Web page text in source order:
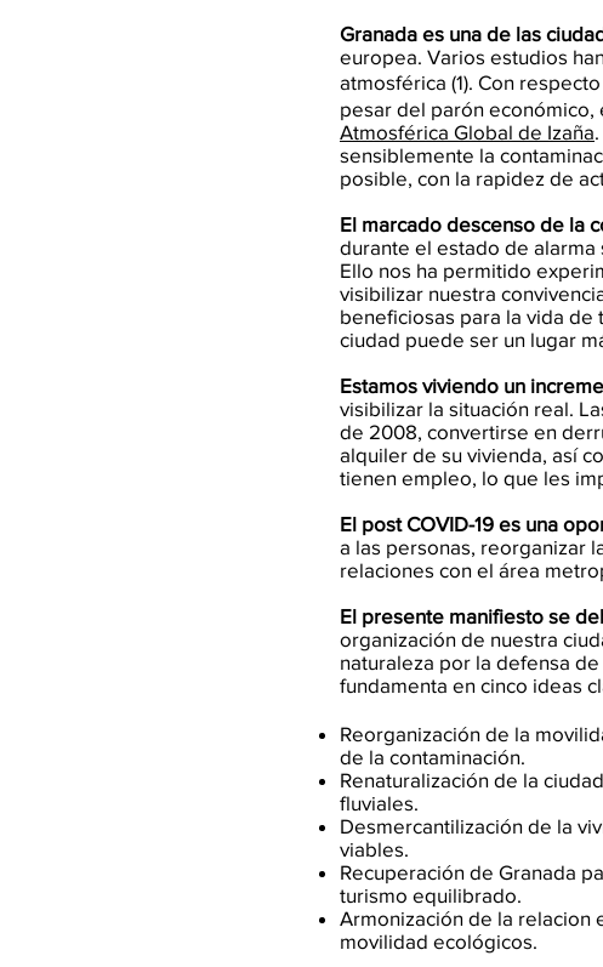
Granada es una de las
europea. Varios estudios
atmosférica (1). Con
pesar del parón
Atmosférica Global de Izaña
sensiblemente la
posible, con la rapidez de
El marcado descenso de la
durante el estado de
Ello nos ha permitido
visibilizar nuestra
beneficiosas para la vida de
ciudad puede ser un lugar
Estamos viviendo un
visibilizar la situación real.
de 2008, convertirse en
alquiler de su vivienda, así
tienen empleo, lo que les
El post COVID-19 es una
a las personas, reorganizar
relaciones con el área
El presente manifiesto se
organización de nuestra
naturaleza por la defensa
fundamenta en cinco ideas
Reorganización de la
de la contaminación.
Renaturalización de la
fluviales.
Desmercantilización de la
viables.
Recuperación de Granada
turismo equilibrado.
Armonización de la relacion
movilidad ecológicos.